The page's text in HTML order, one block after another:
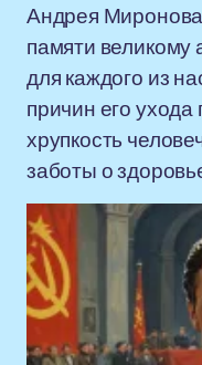
Андрея
памяти великому
для каждого из
причин его
хрупкость
заботы о